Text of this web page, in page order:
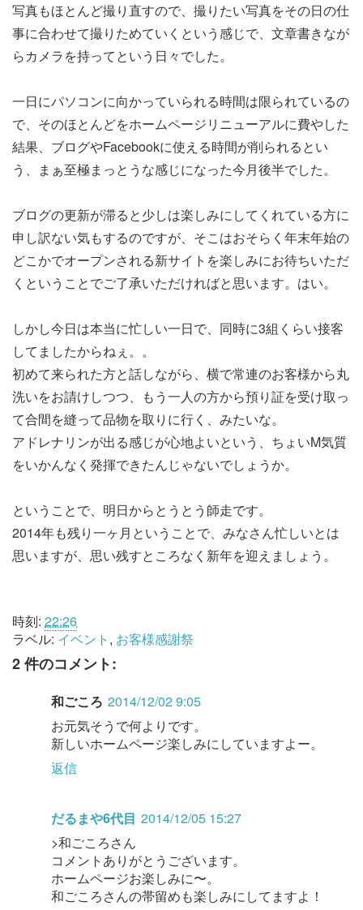
写真もほとんど撮り直すので、撮りたい写真をその日の仕
事に合わせて撮りためていくという感じで、文章書きなが
らカメラを持ってという日々でした。
一日にパソコンに向かっていられる時間は限られているの
で、そのほとんどをホームページリニューアルに費やした
結果、ブログやFacebookに使える時間が削られるとい
う、まぁ至極まっとうな感じになった今月後半でした。
ブログの更新が滞ると少しは楽しみにしてくれている方に
申し訳ない気もするのですが、そこはおそらく年末年始の
どこかでオープンされる新サイトを楽しみにお待ちいただ
くということでご了承いただければと思います。はい。
しかし今日は本当に忙しい一日で、同時に3組くらい接客
してましたからねぇ。。
初めて来られた方と話しながら、横で常連のお客様から丸
洗いをお請けしつつ、もう一人の方から預り証を受け取っ
て合間を縫って品物を取りに行く、みたいな。
アドレナリンが出る感じが心地よいという、ちょいM気質
をいかんなく発揮できたんじゃないでしょうか。
ということで、明日からとうとう師走です。
2014年も残り一ヶ月ということで、みなさん忙しいとは
思いますが、思い残すところなく新年を迎えましょう。
時刻: 22:26
ラベル: イベント , お客様感謝祭
2 件のコメント:
和ごころ 2014/12/02 9:05
お元気そうで何よりです。
新しいホームページ楽しみにしていますよー。
返信
だるまや6代目 2014/12/05 15:27
>和ごころさん
コメントありがとうございます。
ホームページお楽しみに〜。
和ごころさんの帯留めも楽しみにしてますよ！